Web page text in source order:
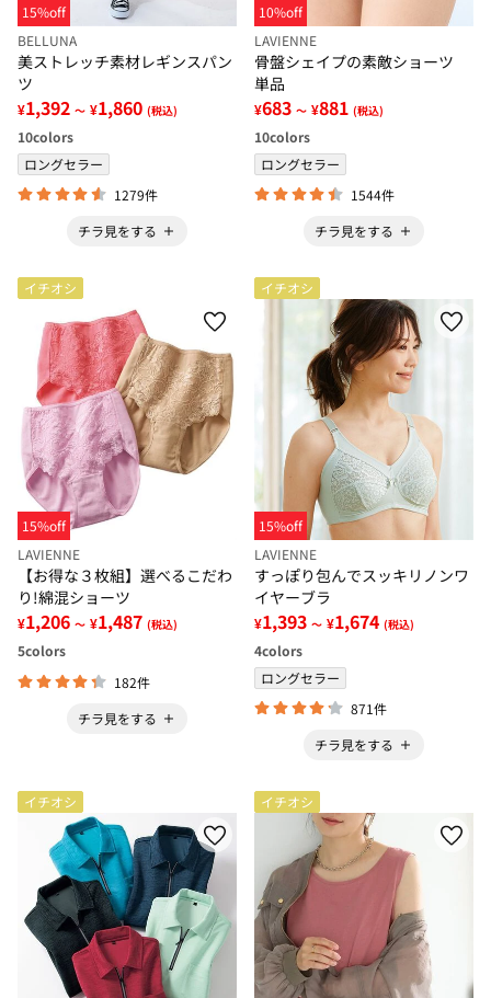
15%off
BELLUNA
美ストレッチ素材レギンスパン
ツ
¥1,392 ～ ¥1,860 (税込)
10colors
ロングセラー
1279件
チラ見をする
10%off
LAVIENNE
骨盤シェイプの素敵ショーツ
単品
¥683 ～ ¥881 (税込)
10colors
ロングセラー
1544件
チラ見をする
イチオシ
15%off
LAVIENNE
【お得な３枚組】選べるこだわ
り!綿混ショーツ
¥1,206 ～ ¥1,487 (税込)
5colors
182件
チラ見をする
イチオシ
15%off
LAVIENNE
すっぽり包んでスッキリノンワ
イヤーブラ
¥1,393 ～ ¥1,674 (税込)
4colors
ロングセラー
871件
チラ見をする
イチオシ イチオシ